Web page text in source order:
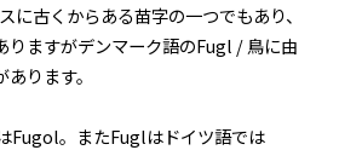
に古くからある苗字の一つでもあり、
りますがデンマーク語のFugl / 鳥に由
ります。
Fugol。またFuglはドイツ語では